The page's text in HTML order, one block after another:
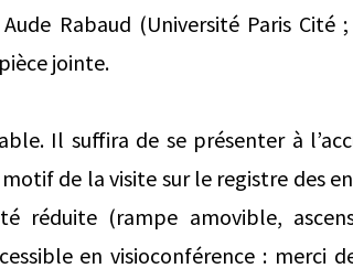
Rabaud (Université Paris Cité ;
jointe.
Il suffira de se présenter à
de la visite sur le registre des
réduite (rampe amovible,
en visioconférence : merci